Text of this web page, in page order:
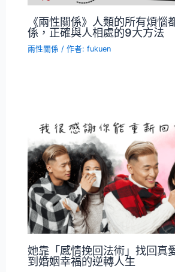
《兩性關係》人類的所有煩惱
係，正確與人相處的9大方法
兩性關係 / 作者:fukuen
她靠「感情挽回法術」找回真
到婚姻幸福的逆轉人生